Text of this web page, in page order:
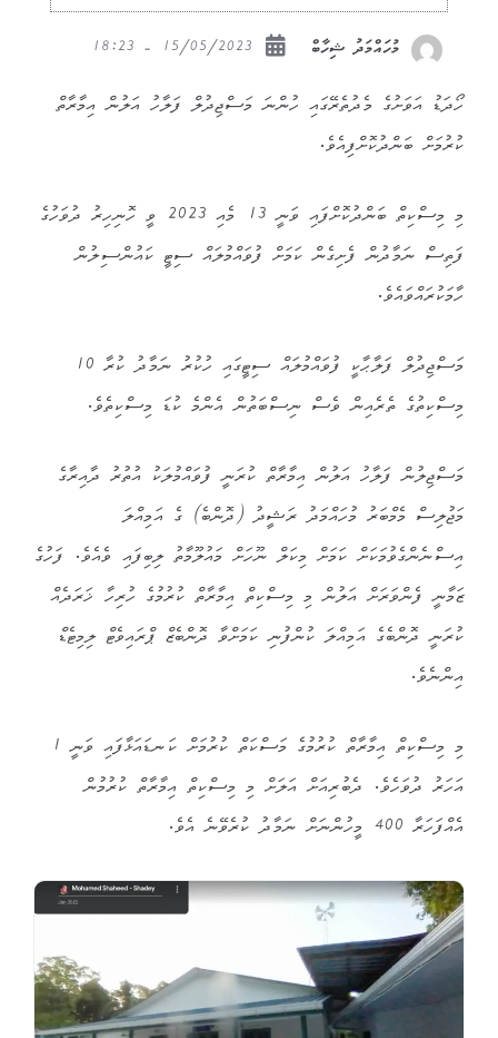
މުހައްމަދު ޝިހާބް
ހޯދަޑު އަވަށުގެ މެދުތެރޭގައި ހުންނަ މަސްޖިދުލް ފަލާހު އަލުން އިމާރާތް
ކުރުމަށް ބަންދުކޮށްފިއެވެ.
މި މިސްކިތް ބަންދުކޮށްފައި ވަނީ 13 މެއި 2023 ވީ ހޮނިހިރު ދުވަހުގެ
ފަތިސް ނަމާދުން ފެށިގެން ކަމަށް ފުވައްމުލައް ސިޓީ ކައުންސިލުން
ހާމަކުރައްވައެވެ.
މަސްޖިދުލް ފަލާޙާކީ ފުވައްމުލައް ސިޓީގައި ހުކުރު ނަމާދު ކުރާ 10
މިސްކިތުގެ ތެރެއިން ވެސް ނިސްބަތުން އެންމެ ކުޑަ މިސްކިތެވެ.
މަސްޖިލުން ފަލާހު އަލުން އިމާރާތް ކުރަނީ ފުވައްމުލަކު އުތުރު ދާއިރާގެ
މަޖުލިސް މެމްބަރު މުހައްމަދު ރަޝީދު (ދޮންބެ) ގެ އަމިއްލަ
އިސްނެންގެވުމަކަށް ކަމަށް މިކަލް ނޫހަށް މައުލޫމާތު ލިބިފައި ވެއެވެ. ފަހުގެ
ޒަމާނީ ފެންވަރަށް އަލުން މި މިސްކިތް އިމާރާތް ކުރުމުގެ ހުރިހާ ޚަރަދެއް
ކުރަނީ ދޮންބެގެ އަމިއްލަ ކުންފުނި ކަމަށްވާ ދޮންބެޒް ޕްރައިވެޓް ލިމިޓެޑް
އިންނެވެ.
މި މިސްކިތް އިމާރާތް ކުރުމުގެ މަސްކަތް ކުރުމަށް ކަނޑައަޅާފައި ވަނީ 1
އަހަރު ދުވަހެވެ. ދެބުރިއަށް އަލަށް މި މިސްކިތް އިމާރާތް ކުރުމުން
އެއްފަހަރާ 400 މީހުންނަށް ނަމާދު ކުރެވޭނެ އެވެ.